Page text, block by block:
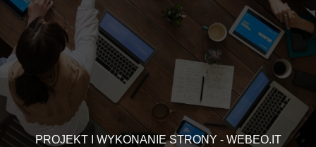
PROJEKT I WYKONANIE STRONY - WEBEO.IT